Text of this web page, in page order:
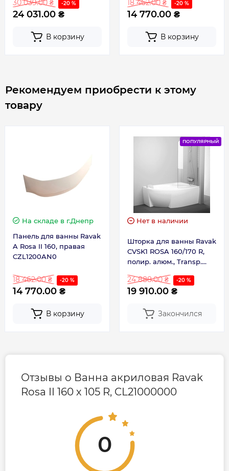
30 039.00 ₴ -20 %
24 031.00 ₴
В корзину
18 462.00 ₴ -20 %
14 770.00 ₴
В корзину
Рекомендуем приобрести к этому
товару
На складе в г.Днепр
Панель для ванны Ravak
A Rosa II 160, правая
CZL1200AN0
18 462.00 ₴ -20 %
14 770.00 ₴
В корзину
ПОПУЛЯРНЫЙ
Нет в наличии
Шторка для ванны Ravak
CVSK1 ROSA 160/170 R,
полир. алюм., Transp.
24 888.00 ₴ -20 %
19 910.00 ₴
Закончился
Отзывы о Ванна акриловая Ravak
Rosa II 160 х 105 R, CL21000000
0